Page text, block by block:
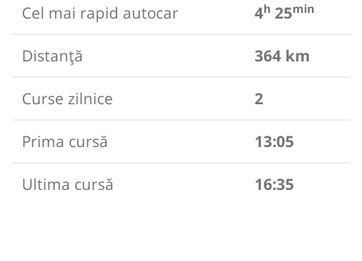
Cel mai rapid autocar
4h 25min
Distanță
364 km
Curse zilnice
2
Prima cursă
13:05
Ultima cursă
16:35